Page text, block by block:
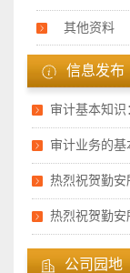
其他资料
信息发布
审计基本知
审计业务​的基
热烈祝贺勤
热烈祝贺勤安
公司园地